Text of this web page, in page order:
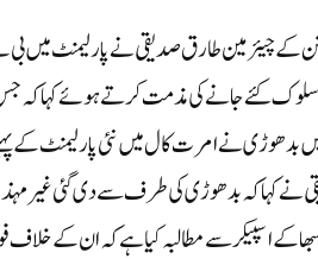
فیڈریشن کے چیئر مین طارق صدیقی نے
بدھوڑی نے امرت کال میں نئی پارلیمنٹ کے
نے کہا کہ بدھوڑی کی طرف سے دی گئی غیر
کے اسپیکر سے مطالبہ کیا ہے کہ ان کے خلاف